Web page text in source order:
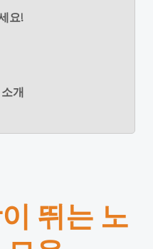
요!
개
뛰는 노